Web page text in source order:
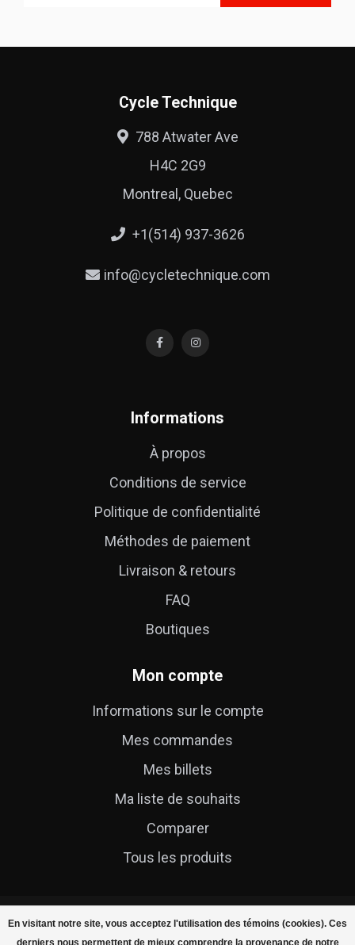
En visitant notre site, vous acceptez l'utilisation des témoins (cookies). Ces
derniers nous permettent de mieux comprendre la provenance de notre
Cycle Technique
788 Atwater Ave
H4C 2G9
Montreal, Quebec
+1(514) 937-3626
info@cycletechnique.com
Informations
À propos
Conditions de service
Politique de confidentialité
Méthodes de paiement
Livraison & retours
FAQ
Boutiques
Mon compte
Informations sur le compte
Mes commandes
Mes billets
Ma liste de souhaits
Comparer
Tous les produits